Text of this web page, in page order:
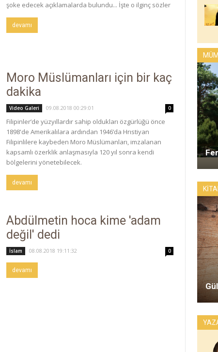
şoke edecek açıklamalarda bulundu... İşte o ilginç sözler
devamı
Moro Müslümanları için bir kaç
dakika
Video Galeri 09.08.2018 00:29:01 0
Filipinler’de yüzyıllardır sahip oldukları özgürlüğü önce
1898'de Amerikalılara ardından 1946’da Hrıstiyan
Filipinlilere kaybeden Moro Müslümanları, imzalanan
kapsamlı özerklik anlaşmasıyla 120 yıl sonra kendi
bölgelerini yönetebilecek.
devamı
Abdülmetin hoca kime 'adam
değil' dedi
İslam 08.08.2018 19:11:32 0
devamı